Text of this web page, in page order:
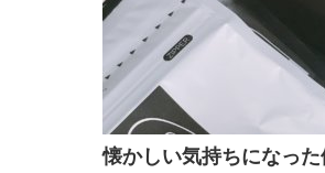
懐かしい気持ちになっ